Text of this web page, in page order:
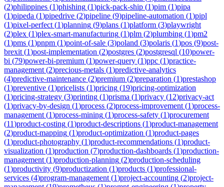
(2)philippines (1)phishing (1)pick-pack-ship (1)pim (1)pipa
(1)pipeda (1)pipedrive (2)pipeline (9)pipeline-automation (1)pipl
(1)pixel-perfect (1)planning (9)plans (1)platform (3)playwright
(2)plex (1)plex-smart-manufacturing (1)plm (2)plumbing (1)pm2
(1)pms (1)pnpm (1)point-of-sale (3)poland (3)polaris (1)pos (9)post-
brexit (1)post-implementation (2)postgres (2)postgresql (10)power-
bi (79)power-bi-premium (1)power-query (1)ppc (1)practice-
management (2)precious-metals (1)predictive-analytics
(4)predictive-maintenance (2)premium (2)preparation (1)prestashop
(1)preventive (1)pricelists (1)pricing (19)pricing-optimization
(1)pricing-strategy (3)printing (1)prisma (1)privacy (12)privacy-act
(1)privacy-by-design (1)process (2)process-improvement (1)process-
management (1)process-mining (1)process-safety (1)procurement
(11)product-costing (1)product-descriptions (1)product-management
(2)product-mapping (1)product-optimization (1)product-pages
(1)product-photography (1)product-recommendations (1)product-
visualization (1)production (7)production-dashboards (1)production-
management (1)production-planning (2)production-scheduling
(1)productivity (9)productization (1)products (1)professional-
services (4)program-management (1)project-accounting (2)project-